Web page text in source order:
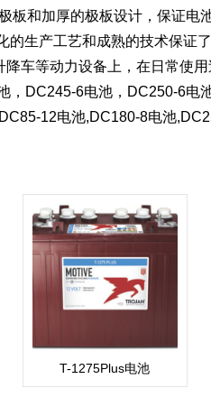
板和加厚的极板设计，保证电
生产工艺和成熟的技术保证
车等动力设备上，在日常使用
，DC245-6电池，DC250-6电
12电池,DC180-8电池
T-1275Plus电池